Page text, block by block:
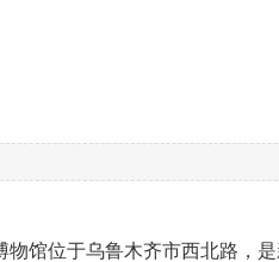
物馆位于乌鲁木齐市西北路，